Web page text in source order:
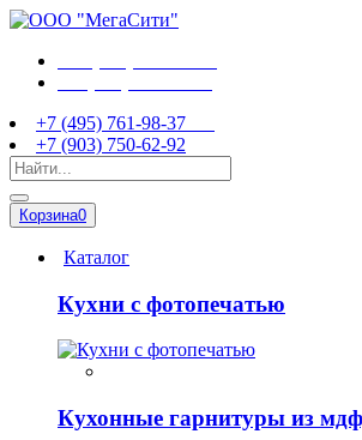
+7 (495) 761-98-37
+7 (903) 750-62-92
Корзина0
Каталог
Кухни с фотопечатью
Кухонные гарнитуры из